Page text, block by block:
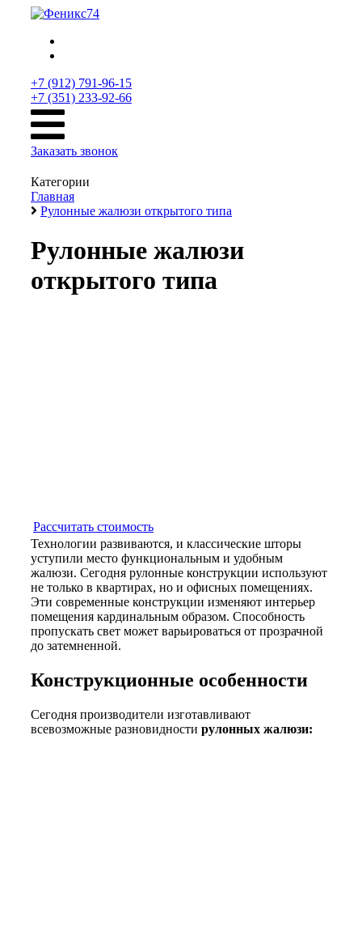
+7 (912) 791-96-15
+7 (351) 233-92-66
Заказать звонок
Категории
Главная
Рулонные жалюзи открытого типа
Рулонные жалюзи
открытого типа
Рассчитать стоимость
Технологии развиваются, и классические шторы
уступили место функциональным и удобным
жалюзи. Сегодня рулонные конструкции используют
не только в квартирах, но и офисных помещениях.
Эти современные конструкции изменяют интерьер
помещения кардинальным образом. Способность
пропускать свет может варьироваться от прозрачной
до затемненной.
Конструкционные особенности
Сегодня производители изготавливают
всевозможные разновидности рулонных жалюзи: